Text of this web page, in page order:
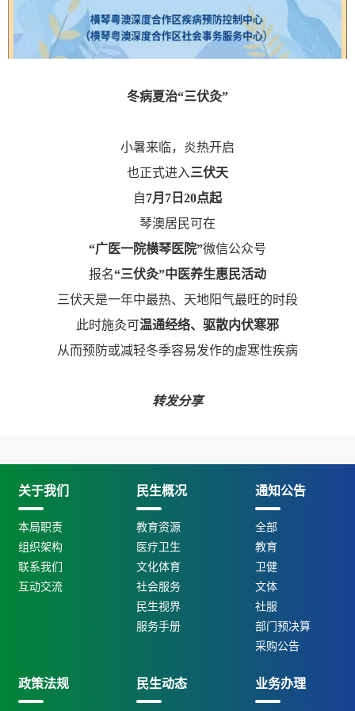
冬病夏治“三伏灸”
小暑来临，炎热开启
也正式进入三伏天
自7月7日20点起
琴澳居民可在
“广医一院横琴医院”微信公众号
报名“三伏灸”中医养生惠民活动
三伏天是一年中最热、天地阳气最旺的时段
此时施灸可温通经络、驱散内伏寒邪
从而预防或减轻冬季容易发作的虚寒性疾病
转发分享
关于我们
本局职责
组织架构
联系我们
互动交流
民生概况
教育资源
医疗卫生
文化体育
社会服务
民生视界
服务手册
通知公告
全部
教育
卫健
文体
社服
部门预决算
采购公告
政策法规 民生动态 业务办理